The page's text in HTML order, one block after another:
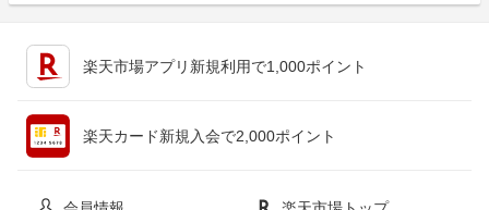
楽天市場アプリ新規利用で1,000ポイント
楽天カード新規入会で2,000ポイント